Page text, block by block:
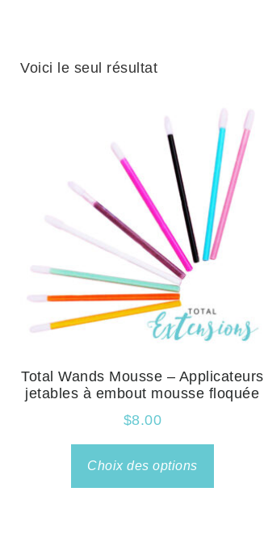
Voici le seul résultat
Total Wands Mousse – Applicateurs
jetables à embout mousse floquée
$8.00
Choix des options